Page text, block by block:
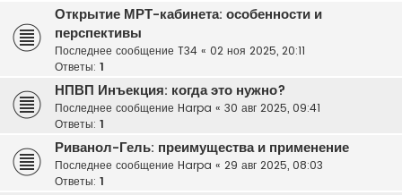
Открытие МРТ-кабинета: особенности и
перспективы
Последнее сообщение T34 « 02 ноя 2025, 20:11
Ответы: 1
НПВП Инъекция: когда это нужно?
Последнее сообщение Harpa « 30 авг 2025, 09:41
Ответы: 1
Риванол-Гель: преимущества и применение
Последнее сообщение Harpa « 29 авг 2025, 08:03
Ответы: 1